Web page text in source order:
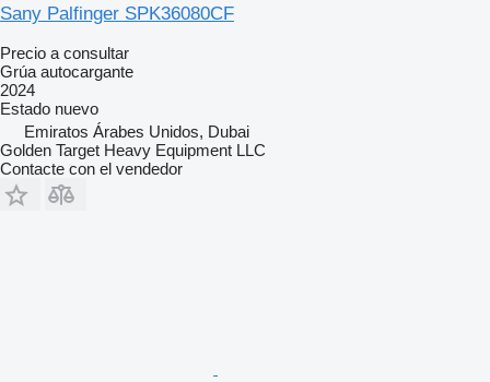
Sany Palfinger SPK36080CF
Precio a consultar
Grúa autocargante
2024
Estado nuevo
Emiratos Árabes Unidos, Dubai
Golden Target Heavy Equipment LLC
Contacte con el vendedor